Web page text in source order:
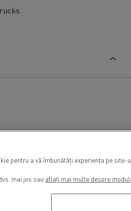
pentru a vă îmbunătăți experiența pe
mai jos sau aflați mai multe despre